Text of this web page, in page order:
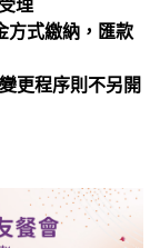
理
方式繳納，匯款
更程序則不另開